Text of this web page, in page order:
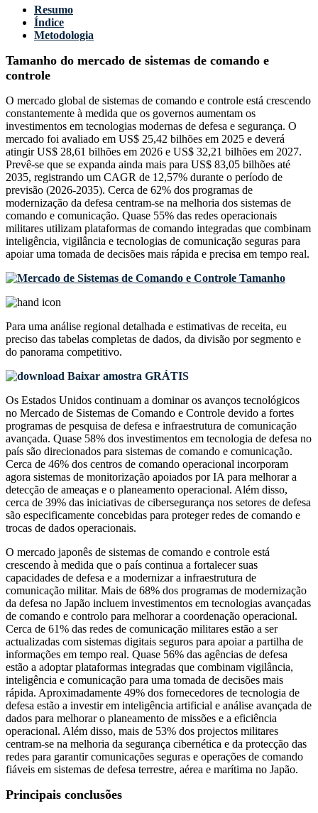
Resumo
Índice
Metodologia
Tamanho do mercado de sistemas de comando e
controle
O mercado global de sistemas de comando e controle está crescendo
constantemente à medida que os governos aumentam os
investimentos em tecnologias modernas de defesa e segurança. O
mercado foi avaliado em US$ 25,42 bilhões em 2025 e deverá
atingir US$ 28,61 bilhões em 2026 e US$ 32,21 bilhões em 2027.
Prevê-se que se expanda ainda mais para US$ 83,05 bilhões até
2035, registrando um CAGR de 12,57% durante o período de
previsão (2026-2035). Cerca de 62% dos programas de
modernização da defesa centram-se na melhoria dos sistemas de
comando e comunicação. Quase 55% das redes operacionais
militares utilizam plataformas de comando integradas que combinam
inteligência, vigilância e tecnologias de comunicação seguras para
apoiar uma tomada de decisões mais rápida e precisa em tempo real.
Para uma análise regional detalhada e estimativas de receita, eu
preciso das tabelas completas de dados, da divisão por segmento e
do panorama competitivo.
Baixar amostra GRÁTIS
Os Estados Unidos continuam a dominar os avanços tecnológicos
no Mercado de Sistemas de Comando e Controle devido a fortes
programas de pesquisa de defesa e infraestrutura de comunicação
avançada. Quase 58% dos investimentos em tecnologia de defesa no
país são direcionados para sistemas de comando e comunicação.
Cerca de 46% dos centros de comando operacional incorporam
agora sistemas de monitorização apoiados por IA para melhorar a
detecção de ameaças e o planeamento operacional. Além disso,
cerca de 39% das iniciativas de cibersegurança nos setores de defesa
são especificamente concebidas para proteger redes de comando e
trocas de dados operacionais.
O mercado japonês de sistemas de comando e controle está
crescendo à medida que o país continua a fortalecer suas
capacidades de defesa e a modernizar a infraestrutura de
comunicação militar. Mais de 68% dos programas de modernização
da defesa no Japão incluem investimentos em tecnologias avançadas
de comando e controlo para melhorar a coordenação operacional.
Cerca de 61% das redes de comunicação militares estão a ser
actualizadas com sistemas digitais seguros para apoiar a partilha de
informações em tempo real. Quase 56% das agências de defesa
estão a adoptar plataformas integradas que combinam vigilância,
inteligência e comunicação para uma tomada de decisões mais
rápida. Aproximadamente 49% dos fornecedores de tecnologia de
defesa estão a investir em inteligência artificial e análise avançada de
dados para melhorar o planeamento de missões e a eficiência
operacional. Além disso, mais de 53% dos projectos militares
centram-se na melhoria da segurança cibernética e da protecção das
redes para garantir comunicações seguras e operações de comando
fiáveis ​​em sistemas de defesa terrestre, aérea e marítima no Japão.
Principais conclusões